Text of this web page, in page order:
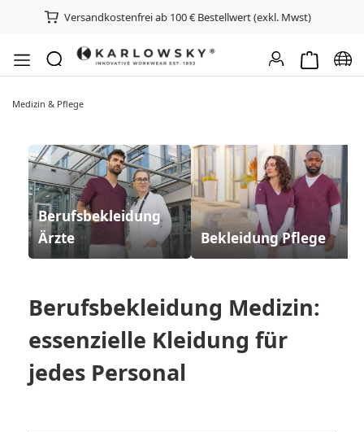
Versandkostenfrei ab 100 € Bestellwert (exkl. Mwst)
Medizin & Pflege
Berufsbekleidung
Ärzte
Bekleidung Pflege
Berufsbekleidung Medizin:
essenzielle Kleidung für
jedes Personal